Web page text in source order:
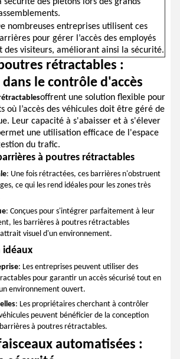
nombreuses entreprises utilisent ces
pour gérer l’accès des employés
des visiteurs, améliorant ainsi la sécurité.
rétractables :
le contrôle d'accès
offrent une solution flexible pour
où l’accès des véhicules doit être géré de
Leur capacité à s'abaisser et à s'élever
une utilisation efficace de l'espace
du trafic.
à poutres rétractables
: Une fois rétractées, ces barrières n'obstruent
ce qui les rend idéales pour les zones très
: Conçues pour s'intégrer parfaitement à leur
les barrières à poutres rétractables
visuel d'un environnement.
idéaux
: Les entreprises peuvent utiliser des
pour garantir un accès sécurisé tout en
environnement ouvert.
: Les propriétaires cherchant à contrôler
peuvent bénéficier de la conception
à poutres rétractables.
automatisées :